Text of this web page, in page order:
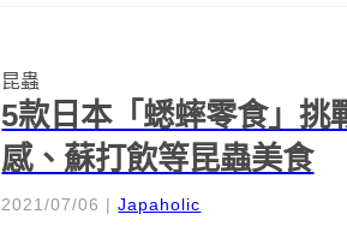
昆蟲
5款日本「蟋蟀零食」挑
感、蘇打飲等昆蟲美食
2021/07/06 |Japaholic